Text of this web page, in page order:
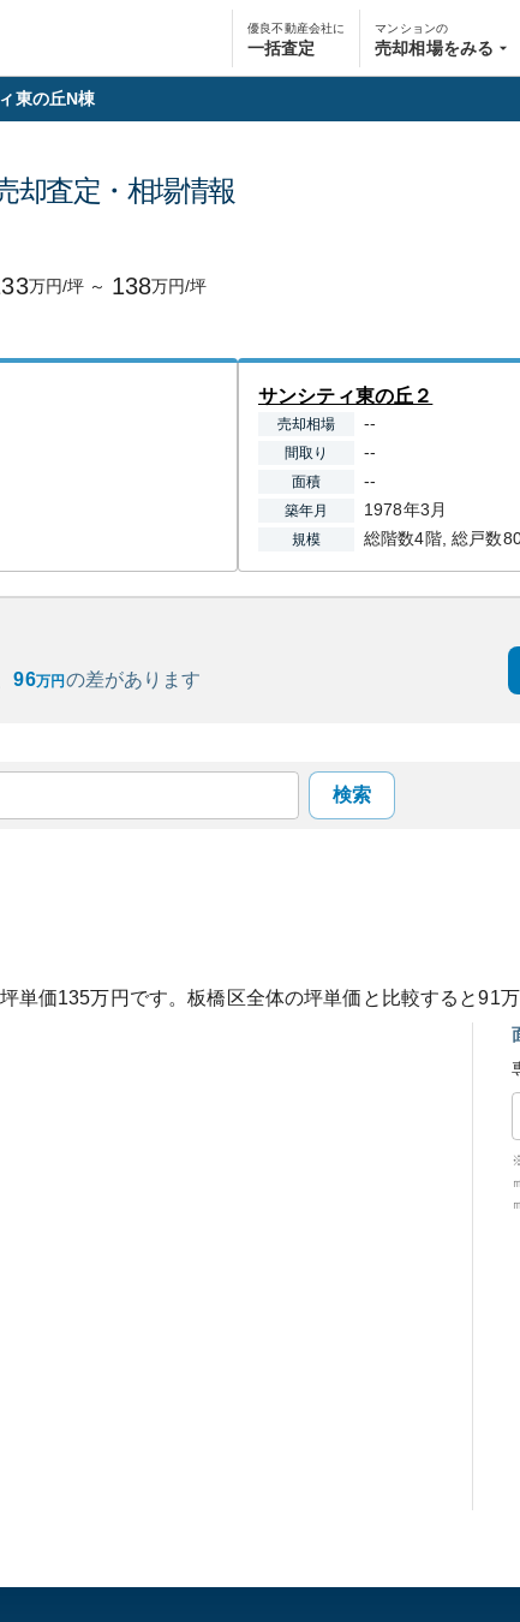
優良不動産会社に
一括査定
マンションの
売却相場をみる
東の丘N棟
却査定・相場情報
万円/坪 ～ 138万円/坪
サンシティ東の丘２
売却相場 --
間取り --
面積 --
築年月 1978年3月
規模 総階数4階, 総戸数
96万円 の差があります
検索
単価135万円です。板橋区全体の坪単価と比較すると91